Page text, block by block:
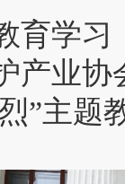
育学
产业
”主题